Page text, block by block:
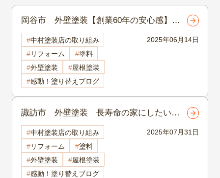
2025年06月14日
岡谷市 外壁塗装【創業60年の安心感】岡
谷市で外壁塗装を頼むなら？有限会社中村
塗装店の強みとは
中村塗装店の取り組み
リフォーム
塗料
外壁塗装
屋根塗装
感動！塗り替えブログ
2025年07月31日
諏訪市 外壁塗装 長寿命の家にしたいな
ら？外壁・屋根をセットで守るメンテナン
ス計画
中村塗装店の取り組み
リフォーム
塗料
外壁塗装
屋根塗装
感動！塗り替えブログ